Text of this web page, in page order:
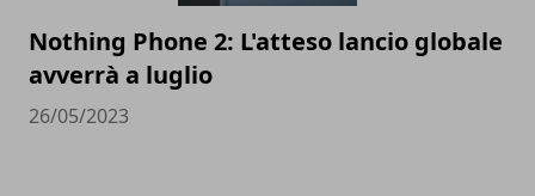
Nothing Phone 2: L'atteso lancio globale
avverrà a luglio
26/05/2023